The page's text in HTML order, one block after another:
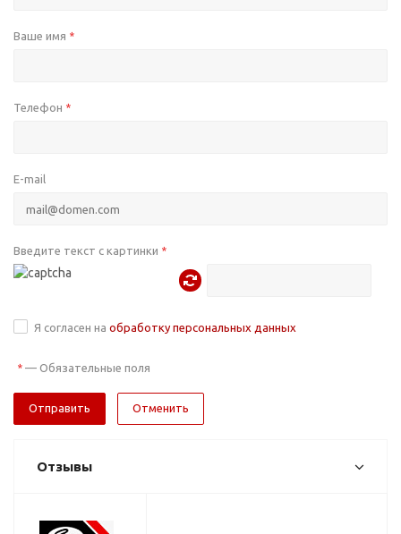
Ваше имя *
Телефон *
E-mail
Введите текст с картинки *
Я согласен на обработку персональных данных
* — Обязательные поля
Отменить
Отзывы